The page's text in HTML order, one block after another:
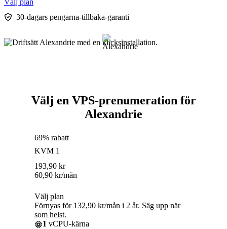
Välj plan
30-dagars pengarna-tillbaka-garanti
Välj en VPS-prenumeration för
Alexandrie
69% rabatt
KVM 1
193,90 kr
60,90 kr/mån
Välj plan
Förnyas för 132,90 kr/mån i 2 år. Säg upp när
som helst.
1 vCPU-kärna